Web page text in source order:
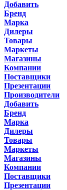
Добавить
Бренд
Марка
Дилеры
Товары
Маркеты
Магазины
Компании
Поставщики
Презентации
Производители
Добавить
Бренд
Марка
Дилеры
Товары
Маркеты
Магазины
Компании
Поставщики
Презентации